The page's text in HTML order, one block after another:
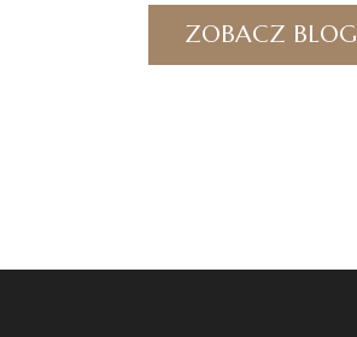
ZOBACZ BLOG